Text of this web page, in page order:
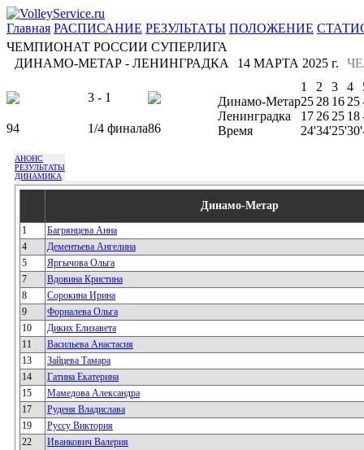
Главная РАСПИСАНИЕ РЕЗУЛЬТАТЫ ПОЛОЖЕНИЕ
ЧЕМПИОНАТ РОССИИ СУПЕРЛИГА
ДИНАМО-МЕТАР - ЛЕНИНГРАДКА
14 МАРТА 2025 г.
3 - 1
94 1/4 финала86
1 2 3 4
Динамо-Метар25 28 16 25
Ленинградка
17 26 25 18
Время
24'34'25'30'
АНОНС
РЕЗУЛЬТАТЫ
ДИНАМИКА
Динамо-Метар
1
Багрянцева Анна
4
Дементьева Ангелина
5
Яргычова Ольга
7
Вдовина Кристина
8
Сорокина Ирина
9
Форналева Ольга
10
Диких Елизавета
11
Васильева Анастасия
13
Зайцева Тамара
14
Гатина Екатерина
15
Мамедова Александра
17
Руденя Владислава
19
Руссу Виктория
22
Иванкович Валерия